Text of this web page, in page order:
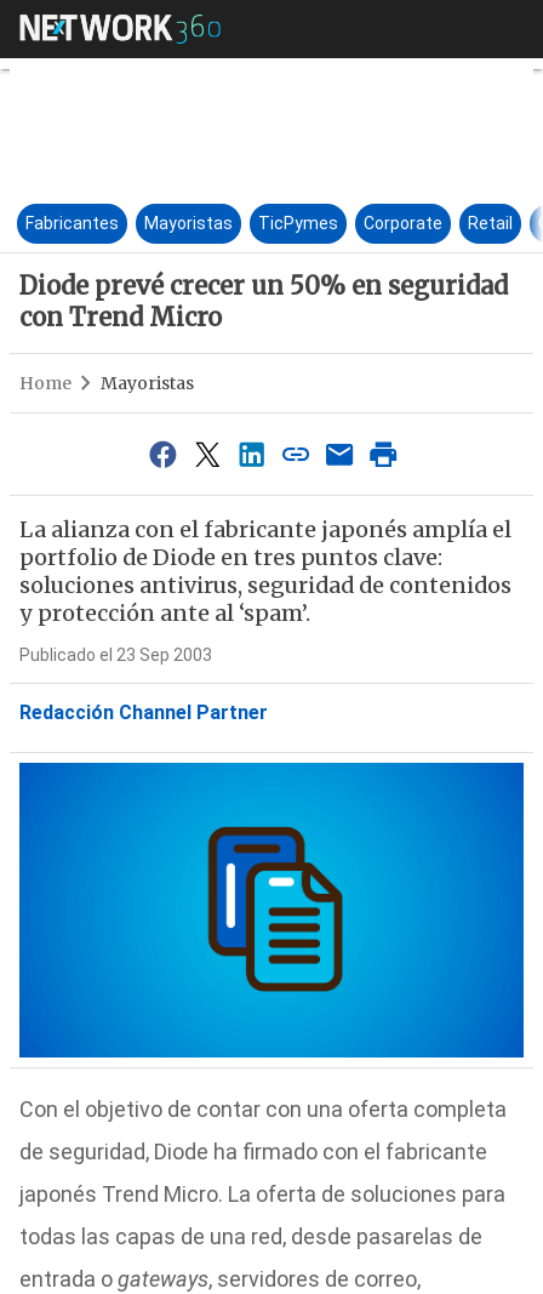
Diode prevé crecer un 50%
Fabricantes Mayoristas TicPymes Corporate Retail
Diode prevé crecer un 50% en seguridad
con Trend Micro
Home Mayoristas
La alianza con el fabricante japonés amplía el
portfolio de Diode en tres puntos clave:
soluciones antivirus, seguridad de contenidos
y protección ante al ‘spam’.
Publicado el 23 Sep 2003
Redacción Channel Partner
Con el objetivo de contar con una oferta completa
de seguridad, Diode ha firmado con el fabricante
japonés Trend Micro. La oferta de soluciones para
todas las capas de una red, desde pasarelas de
entrada ogateways, servidores de correo,